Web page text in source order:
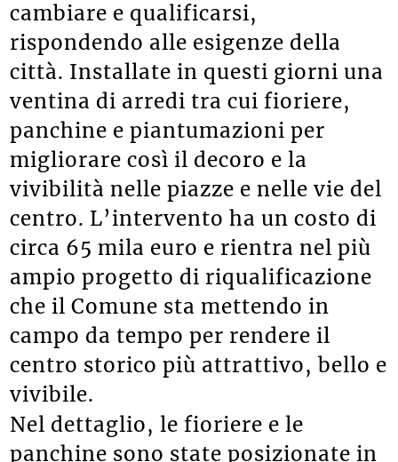
cambiare e qualificarsi,
rispondendo alle esigenze della
città. Installate in questi giorni una
ventina di arredi tra cui fioriere,
panchine e piantumazioni per
migliorare così il decoro e la
vivibilità nelle piazze e nelle vie del
centro. L’intervento ha un costo di
circa 65 mila euro e rientra nel più
ampio progetto di riqualificazione
che il Comune sta mettendo in
campo da tempo per rendere il
centro storico più attrattivo, bello e
vivibile.
Nel dettaglio, le fioriere e le
panchine sono state posizionate in